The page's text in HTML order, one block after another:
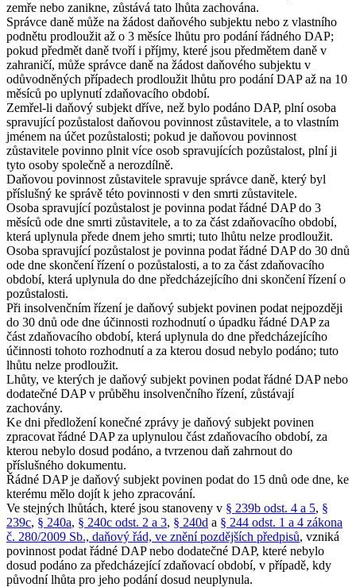
zemře nebo zanikne, zůstává tato lhůta zachována.
Správce daně může na žádost daňového subjektu nebo z vlastního
podnětu prodloužit až o 3 měsíce lhůtu pro podání řádného DAP;
pokud předmět daně tvoří i příjmy, které jsou předmětem daně v
zahraničí, může správce daně na žádost daňového subjektu v
odůvodněných případech prodloužit lhůtu pro podání DAP až na 10
měsíců po uplynutí zdaňovacího období.
Zemřel-li daňový subjekt dříve, než bylo podáno DAP, plní osoba
spravující pozůstalost daňovou povinnost zůstavitele, a to vlastním
jménem na účet pozůstalosti; pokud je daňovou povinnost
zůstavitele povinno plnit více osob spravujících pozůstalost, plní ji
tyto osoby společně a nerozdílně.
Daňovou povinnost zůstavitele spravuje správce daně, který byl
příslušný ke správě této povinnosti v den smrti zůstavitele.
Osoba spravující pozůstalost je povinna podat řádné DAP do 3
měsíců ode dne smrti zůstavitele, a to za část zdaňovacího období,
která uplynula přede dnem jeho smrti; tuto lhůtu nelze prodloužit.
Osoba spravující pozůstalost je povinna podat řádné DAP do 30 dnů
ode dne skončení řízení o pozůstalosti, a to za část zdaňovacího
období, která uplynula do dne předcházejícího dni skončení řízení o
pozůstalosti.
Při insolvenčním řízení je daňový subjekt povinen podat nejpozději
do 30 dnů ode dne účinnosti rozhodnutí o úpadku řádné DAP za
část zdaňovacího období, která uplynula do dne předcházejícího
účinnosti tohoto rozhodnutí a za kterou dosud nebylo podáno; tuto
lhůtu nelze prodloužit.
Lhůty, ve kterých je daňový subjekt povinen podat řádné DAP nebo
dodatečné DAP v průběhu insolvenčního řízení, zůstávají
zachovány.
Ke dni předložení konečné zprávy je daňový subjekt povinen
zpracovat řádné DAP za uplynulou část zdaňovacího období, za
kterou nebylo dosud podáno, a tvrzenou daň zahrnout do
příslušného dokumentu.
Řádné DAP je daňový subjekt povinen podat do 15 dnů ode dne, ke
kterému mělo dojít k jeho zpracování.
Ve stejných lhůtách, které jsou stanoveny v § 239b odst. 4 a 5, §
239c, § 240a, § 240c odst. 2 a 3, § 240d a § 244 odst. 1 a 4 zákona
č. 280/2009 Sb., daňový řád, ve znění pozdějších předpisů, vzniká
povinnost podat řádné DAP nebo dodatečné DAP, které nebylo
dosud podáno za předcházející zdaňovací období, v případě, kdy
původní lhůta pro jeho podání dosud neuplynula.